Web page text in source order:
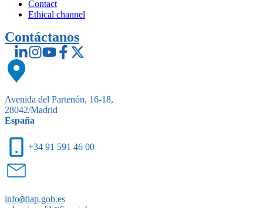
Contact
Ethical channel
Contáctanos
Avenida del Partenón, 16-18,
28042/Madrid
España
+34 91 591 46 00
info@fiap.gob.es